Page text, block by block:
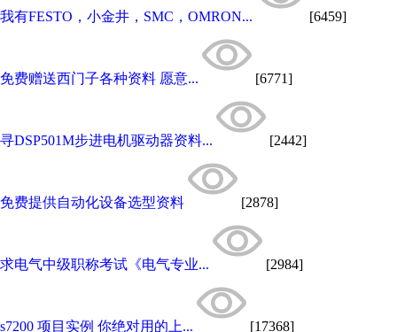
我有FESTO，小金井，SMC，OMRON... [6459]
免费赠送西门子各种资料 愿意... [6771]
寻DSP501M步进电机驱动器资料... [2442]
免费提供自动化设备选型资料 [2878]
求电气中级职称考试《电气专业... [2984]
s7200 项目实例 你绝对用的上... [17368]